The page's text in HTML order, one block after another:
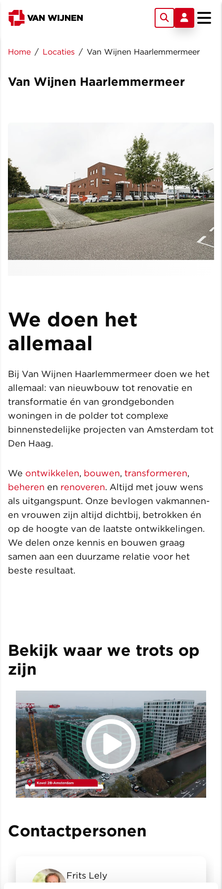
Home / Locaties / Van Wijnen Haarlemmermeer
Van Wijnen Haarlemmermeer
We doen het
allemaal
Bij Van Wijnen Haarlemmermeer doen we het
allemaal: van nieuwbouw tot renovatie en
transformatie én van grondgebonden
woningen in de polder tot complexe
binnenstedelijke projecten van Amsterdam tot
Den Haag.
We ontwikkelen, bouwen, transformeren,
beheren en renoveren. Altijd met jouw wens
als uitgangspunt. Onze bevlogen vakmannen-
en vrouwen zijn altijd dichtbij, betrokken én
op de hoogte van de laatste ontwikkelingen.
We delen onze kennis en bouwen graag
samen aan een duurzame relatie voor het
beste resultaat.
Bekijk waar we trots op
zijn
Contactpersonen
Frits Lely